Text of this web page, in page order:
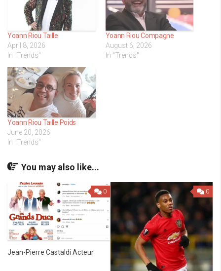
Yoann Riou Taille
April 8, 2026
In "Trends"
Yoann Riou Compagne
August 6, 2026
In "Trends"
Yoann Riou Taille Poids
June 20, 2026
In "Trends"
You may also like...
0
Jean-Pierre Castaldi Acteur
0